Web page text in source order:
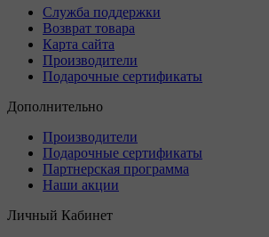
Служба поддержки
Возврат товара
Карта сайта
Производители
Подарочные сертификаты
Дополнительно
Производители
Подарочные сертификаты
Партнерская программа
Наши акции
Личный Кабинет